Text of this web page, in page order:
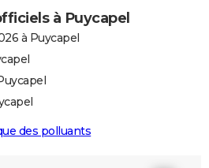
à Puycapel
à Puycapel
des polluants